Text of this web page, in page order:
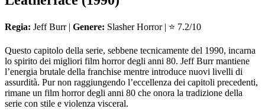
Regia: Jeff Burr | Genere: Slasher Horror | ⭐ 7.2/10
Questo capitolo della serie, sebbene tecnicamente del 1990, incarna
lo spirito dei migliori film horror degli anni 80. Jeff Burr mantiene
l’energia brutale della franchise mentre introduce nuovi livelli di
assurdità. Pur non raggiungendo l’eccellenza dei capitoli precedenti,
rimane un film horror degli anni 80 che onora la tradizione della
serie con stile e violenza visceral.